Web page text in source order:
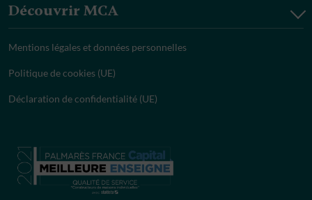
Découvrir MCA
Mentions légales et données personnelles
Politique de cookies (UE)
Déclaration de confidentialité (UE)